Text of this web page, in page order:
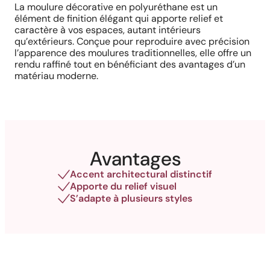
La moulure décorative en polyuréthane est un
élément de finition élégant qui apporte relief et
caractère à vos espaces, autant intérieurs
qu’extérieurs. Conçue pour reproduire avec précision
l’apparence des moulures traditionnelles, elle offre un
rendu raffiné tout en bénéficiant des avantages d’un
matériau moderne.
Avantages
Accent architectural distinctif
Apporte du relief visuel
S’adapte à plusieurs styles